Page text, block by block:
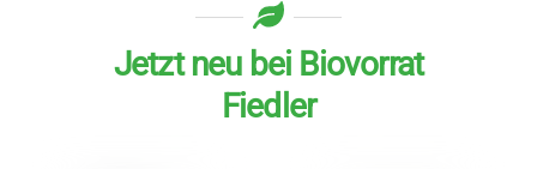
Jetzt neu bei Biovorrat
Fiedler